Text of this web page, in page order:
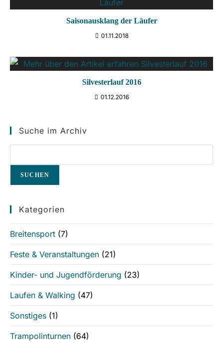
Saisonausklang der Läufer
01.11.2018
Silvesterlauf 2016
01.12.2016
Suche im Archiv
SUCHEN
Kategorien
Breitensport (7)
Feste & Veranstaltungen (21)
Kinder- und Jugendförderung (23)
Laufen & Walking (47)
Sonstiges (1)
Trampolinturnen (64)